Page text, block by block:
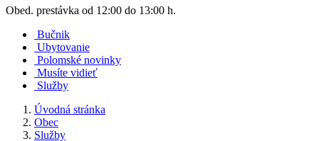
Obed. prestávka od 12:00 do 13:00 h.
Bučnik
Ubytovanie
Polomské novinky
Musíte vidieť
Služby
Úvodná stránka
Obec
Služby